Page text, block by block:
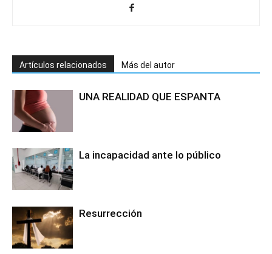
Artículos relacionados Más del autor
UNA REALIDAD QUE ESPANTA
La incapacidad ante lo público
Resurrección